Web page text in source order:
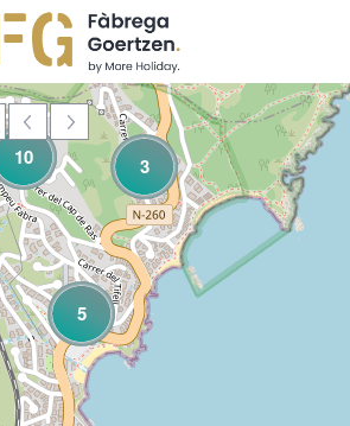
5
10 3
Loading Maps